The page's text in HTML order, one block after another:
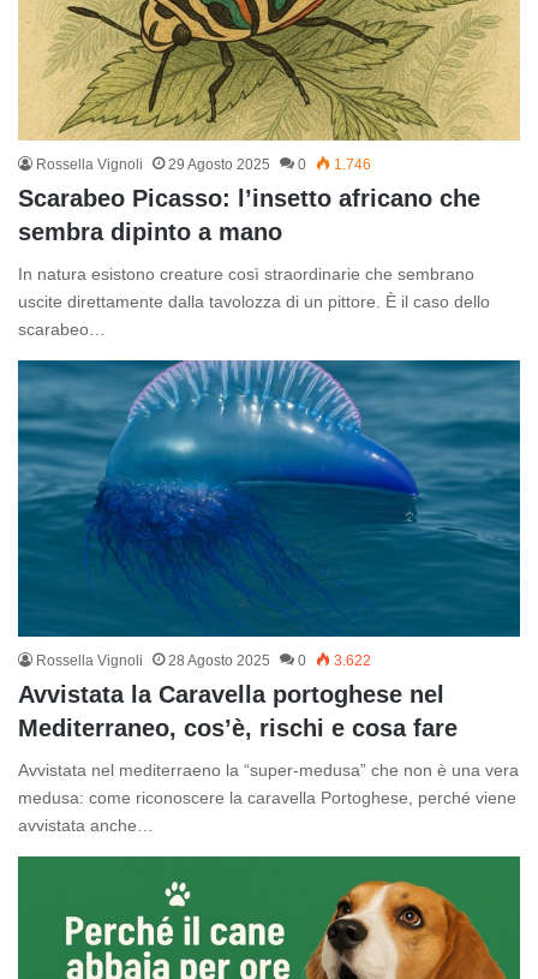
Rossella Vignoli 29 Agosto 2025 0 1.746
Scarabeo Picasso: l’insetto africano che
sembra dipinto a mano
In natura esistono creature così straordinarie che sembrano
uscite direttamente dalla tavolozza di un pittore. È il caso dello
scarabeo…
Rossella Vignoli 28 Agosto 2025 0 3.622
Avvistata la Caravella portoghese nel
Mediterraneo, cos’è, rischi e cosa fare
Avvistata nel mediterraeno la “super-medusa” che non è una vera
medusa: come riconoscere la caravella Portoghese, perché viene
avvistata anche…